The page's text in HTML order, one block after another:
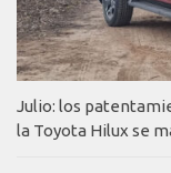
Julio: los
la Toyota Hilux se